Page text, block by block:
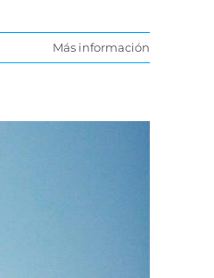
Más información